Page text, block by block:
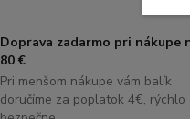
Doprava zadarmo pri nákupe
80 €
Pri menšom nákupe vám balík
doručíme za poplatok 4€, rýchlo